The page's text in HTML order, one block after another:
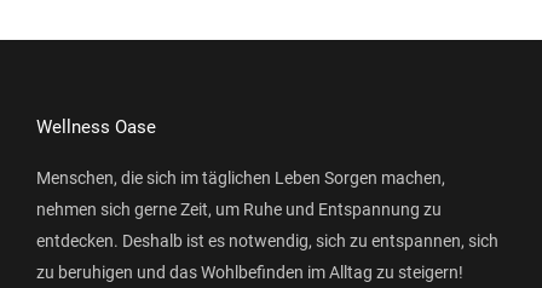
Wellness Oase
Menschen, die sich im täglichen Leben Sorgen machen,
nehmen sich gerne Zeit, um Ruhe und Entspannung zu
entdecken. Deshalb ist es notwendig, sich zu entspannen, sich
zu beruhigen und das Wohlbefinden im Alltag zu steigern!